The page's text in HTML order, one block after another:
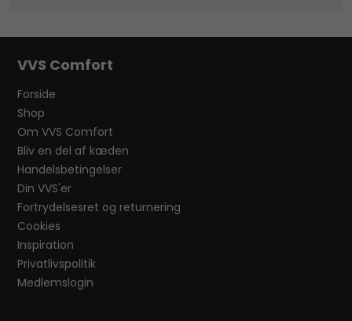
VVS Comfort
Forside
Shop
Om VVS Comfort
Bliv en del af kæden
Handelsbetingelser
Din VVS'er
Fortrydelsesret og returnering
Cookies
Inspiration
Privatlivspolitik
Medlemslogin